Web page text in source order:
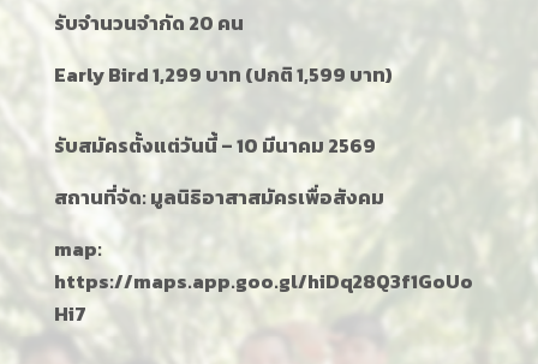
รับจำนวนจำกัด 20 คน
Early Bird 1,299 บาท (ปกติ 1,599 บาท)
รับสมัครตั้งแต่วันนี้ – 10 มีนาคม 2569
สถานที่จัด: มูลนิธิอาสาสมัครเพื่อสังคม
map:
https://maps.app.goo.gl/hiDq28Q3f1GoUo
Hi7